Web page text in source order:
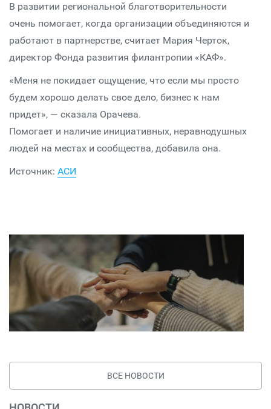
В развитии региональной благотворительности
очень помогает, когда организации объединяются и
работают в партнерстве, считает Мария Черток,
директор Фонда развития филантропии «КАФ».
«Меня не покидает ощущение, что если мы просто
будем хорошо делать свое дело, бизнес к нам
придет», — сказала Орачева.
Помогает и наличие инициативных, неравнодушных
людей на местах и сообщества, добавила она.
Источник: АСИ
ВСЕ НОВОСТИ